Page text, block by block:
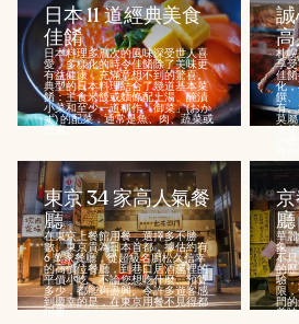
日本 11 道經典美食
佳餚
日本料理多層次的風味深受世人喜
愛，多樣化的時令佳餚除了美味更
有益健康，充滿意想不到的驚喜。
典型的日本料理結合了幾道基本菜
餚：主食米飯或麵條配上湯、醃漬
小菜和至少一道稱作「御菜」(おか
ず) 的配菜，通常是魚、肉、蔬菜或
豆腐。...
札
享
佳
化
饌
有
莫
奢
東京 34 家高人氣餐
廳
在東京上餐館用餐，選擇多不勝
數。東京貴為日本首都，據估約有
6 萬家餐廳，從超級名廚松久信幸
的高價位餐廳，到巷口居酒屋裡的
平價小吃，不論您想吃什麼、預算
多少，都能夠盡興。令許多遊客感
到慶幸的是，在東京用餐不見得都
很貴。...
廳
華
象
不
的
驗
限
門
美